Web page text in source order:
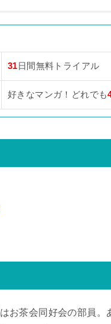
31日間無料トライアル
好きなマンガ！どれでも
はお茶会同好会の部員。